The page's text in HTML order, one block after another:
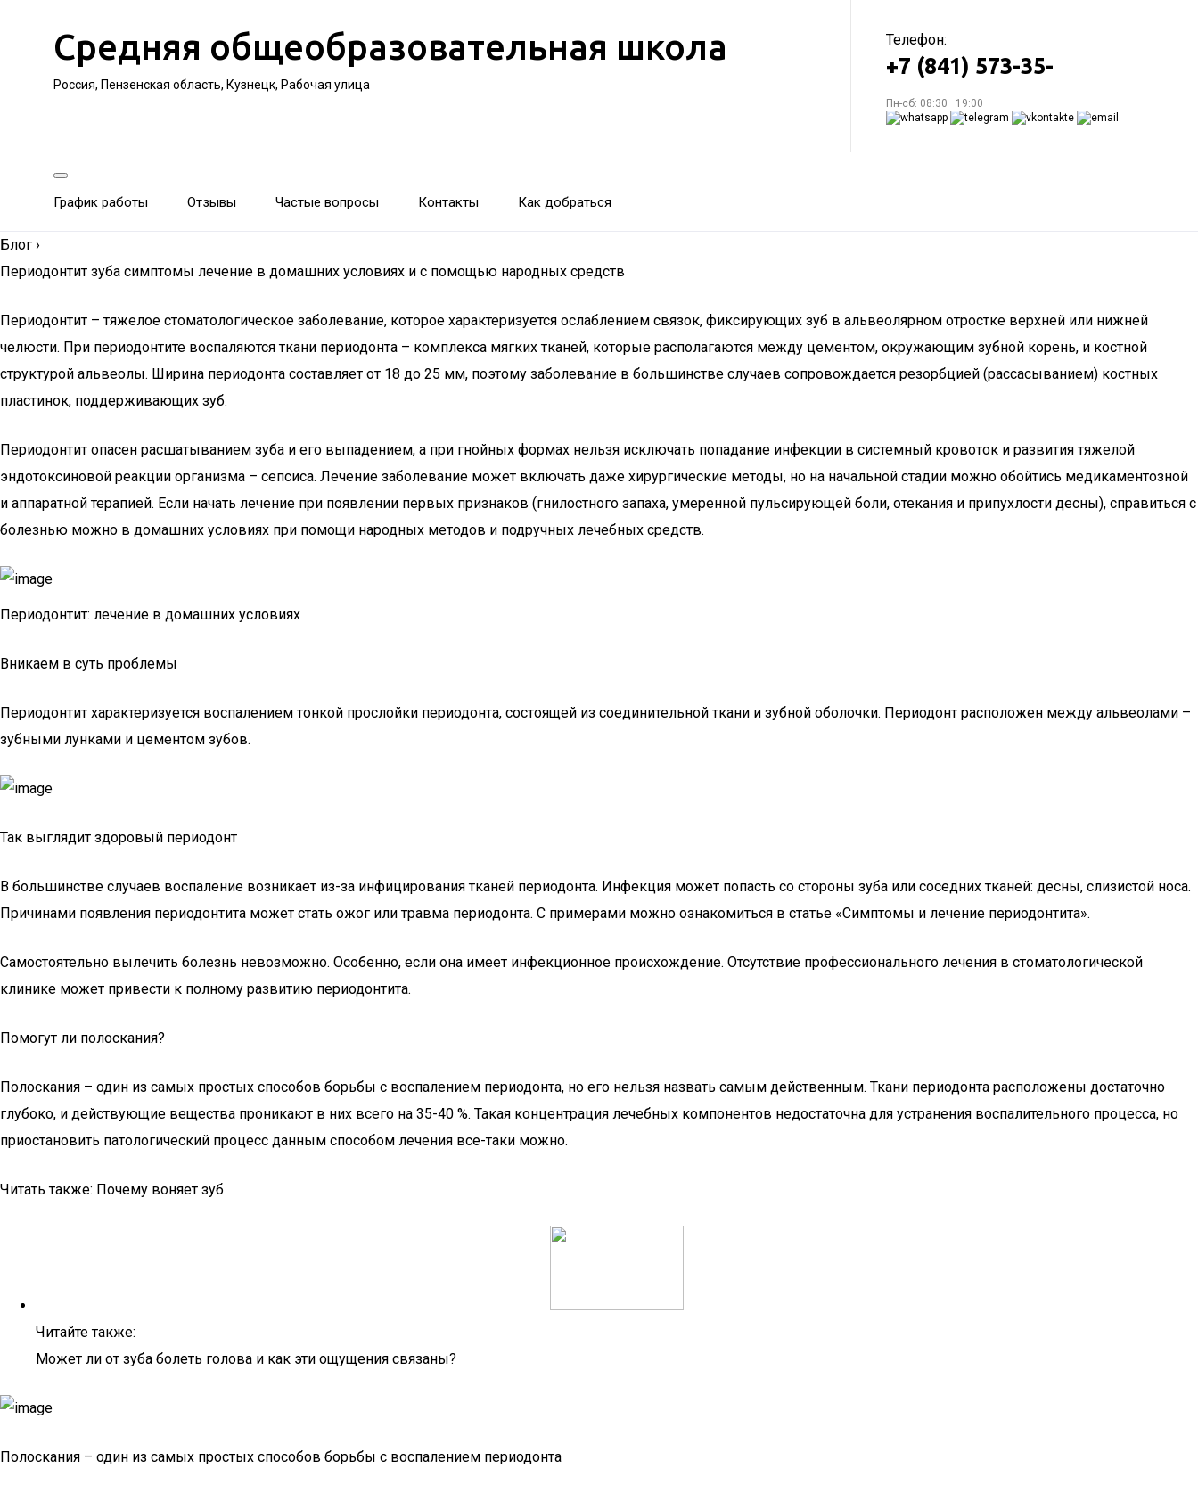
Средняя общеобразовательная школа
Россия, Пензенская область, Кузнецк, Рабочая улица
Телефон:
+7 (841) 573-35-
Пн-сб: 08:30—19:00
График работы Отзывы Частые вопросы Контакты Как добраться
Блог ›
Периодонтит зуба симптомы лечение в домашних условиях и с помощью народных средств
Периодонтит – тяжелое стоматологическое заболевание, которое характеризуется ослаблением связок, фиксирующих зуб в альвеолярном отростке верхней или нижней
челюсти. При периодонтите воспаляются ткани периодонта – комплекса мягких тканей, которые располагаются между цементом, окружающим зубной корень, и костной
структурой альвеолы. Ширина периодонта составляет от 18 до 25 мм, поэтому заболевание в большинстве случаев сопровождается резорбцией (рассасыванием) костных
пластинок, поддерживающих зуб.
Периодонтит опасен расшатыванием зуба и его выпадением, а при гнойных формах нельзя исключать попадание инфекции в системный кровоток и развития тяжелой
эндотоксиновой реакции организма – сепсиса. Лечение заболевание может включать даже хирургические методы, но на начальной стадии можно обойтись медикаментозной
и аппаратной терапией. Если начать лечение при появлении первых признаков (гнилостного запаха, умеренной пульсирующей боли, отекания и припухлости десны), справиться с
болезнью можно в домашних условиях при помощи народных методов и подручных лечебных средств.
Периодонтит: лечение в домашних условиях
Вникаем в суть проблемы
Периодонтит характеризуется воспалением тонкой прослойки периодонта, состоящей из соединительной ткани и зубной оболочки. Периодонт расположен между альвеолами –
зубными лунками и цементом зубов.
Так выглядит здоровый периодонт
В большинстве случаев воспаление возникает из-за инфицирования тканей периодонта. Инфекция может попасть со стороны зуба или соседних тканей: десны, слизистой носа.
Причинами появления периодонтита может стать ожог или травма периодонта. С примерами можно ознакомиться в статье «Симптомы и лечение периодонтита».
Самостоятельно вылечить болезнь невозможно. Особенно, если она имеет инфекционное происхождение. Отсутствие профессионального лечения в стоматологической
клинике может привести к полному развитию периодонтита.
Помогут ли полоскания?
Полоскания – один из самых простых способов борьбы с воспалением периодонта, но его нельзя назвать самым действенным. Ткани периодонта расположены достаточно
глубоко, и действующие вещества проникают в них всего на 35-40 %. Такая концентрация лечебных компонентов недостаточна для устранения воспалительного процесса, но
приостановить патологический процесс данным способом лечения все-таки можно.
Читать также: Почему воняет зуб
Читайте также:
Может ли от зуба болеть голова и как эти ощущения связаны?
Полоскания – один из самых простых способов борьбы с воспалением периодонта